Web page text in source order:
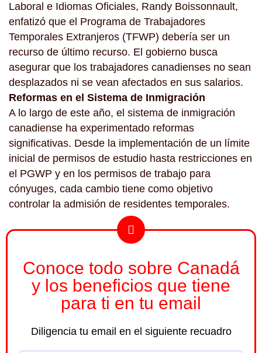
Laboral e Idiomas Oficiales, Randy Boissonnault,
enfatizó que el Programa de Trabajadores
Temporales Extranjeros (TFWP) debería ser un
recurso de último recurso. El gobierno busca
asegurar que los trabajadores canadienses no sean
desplazados ni se vean afectados en sus salarios.
Reformas en el Sistema de Inmigración
A lo largo de este año, el sistema de inmigración
canadiense ha experimentado reformas
significativas. Desde la implementación de un límite
inicial de permisos de estudio hasta restricciones en
el PGWP y en los permisos de trabajo para
cónyuges, cada cambio tiene como objetivo
controlar la admisión de residentes temporales.
Conoce todo sobre Canadá
y los beneficios que tiene
para ti en tu email
Diligencia tu email en el siguiente recuadro